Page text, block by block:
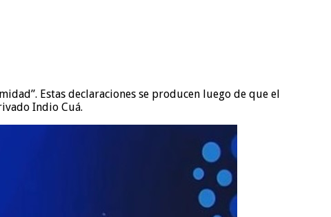
Estas declaraciones se producen luego de que el
Indio Cuá.